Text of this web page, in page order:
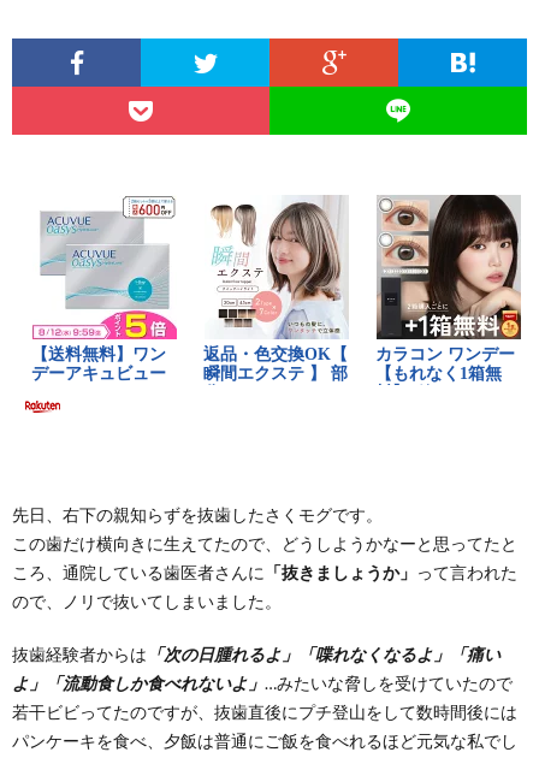
先日、右下の親知らずを抜歯したさくモグです。
この歯だけ横向きに生えてたので、どうしようかなーと思ってたと
ころ、通院している歯医者さんに 「抜きましょうか」 って言われた
ので、ノリで抜いてしまいました。
抜歯経験者からは 「次の日腫れるよ」「喋れなくなるよ」「痛い
よ」「流動食しか食べれないよ」 …みたいな脅しを受けていたので
若干ビビってたのですが、抜歯直後にプチ登山をして数時間後には
パンケーキを食べ、夕飯は普通にご飯を食べれるほど元気な私でし